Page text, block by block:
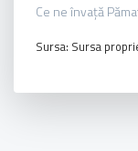
Ce ne învață
Sursa: Sursa